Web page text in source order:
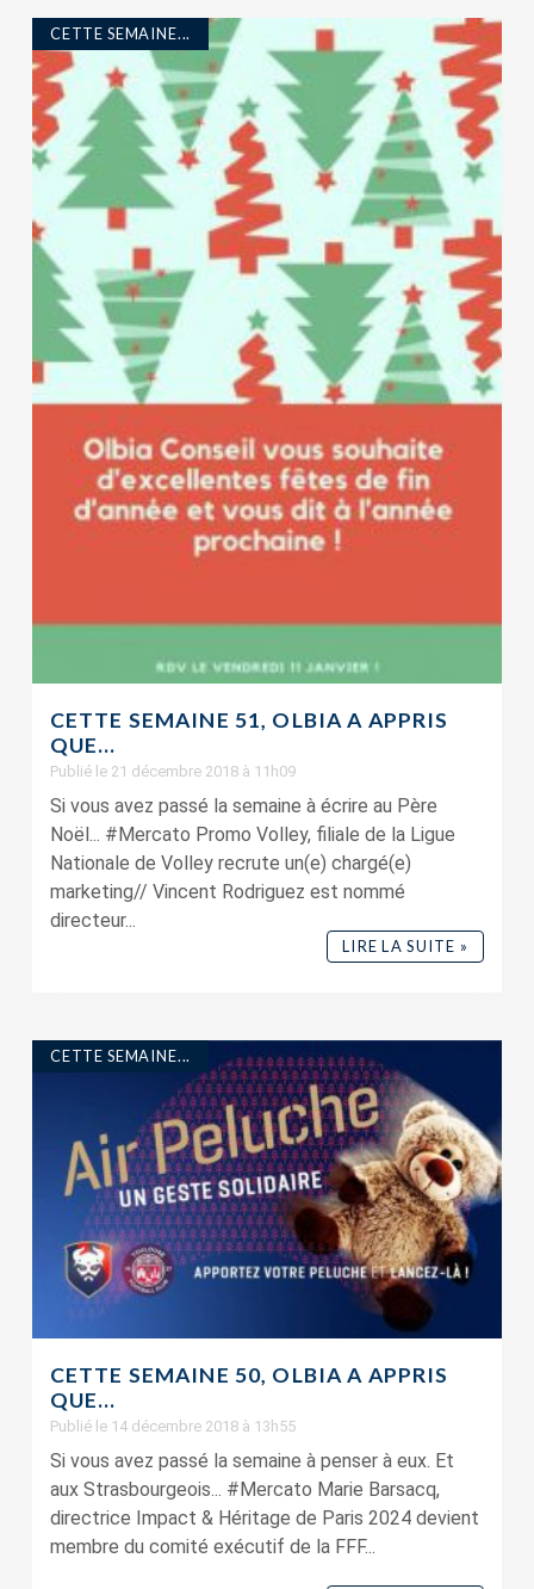
CETTE SEMAINE...
CETTE SEMAINE 51, OLBIA A APPRIS
QUE…
Publié le 21 décembre 2018 à 11h09
Si vous avez passé la semaine à écrire au Père
Noël... #Mercato Promo Volley, filiale de la Ligue
Nationale de Volley recrute un(e) chargé(e)
marketing// Vincent Rodriguez est nommé
directeur...
LIRE LA SUITE »
CETTE SEMAINE...
CETTE SEMAINE 50, OLBIA A APPRIS
QUE…
Publié le 14 décembre 2018 à 13h55
Si vous avez passé la semaine à penser à eux. Et
aux Strasbourgeois... #Mercato Marie Barsacq,
directrice Impact & Héritage de Paris 2024 devient
membre du comité exécutif de la FFF...